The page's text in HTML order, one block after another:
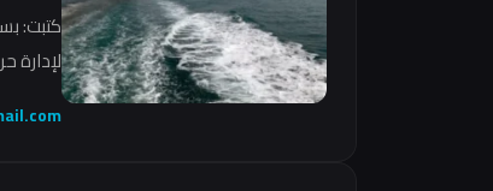
كتبت:
لإدارة